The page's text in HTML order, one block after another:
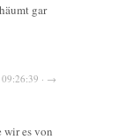
gar
09:26:39 · →
wir es von